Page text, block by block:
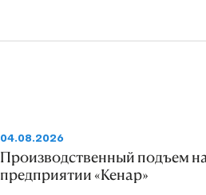
04.08.2026
Производственный подъем
предприятии «Кенар»